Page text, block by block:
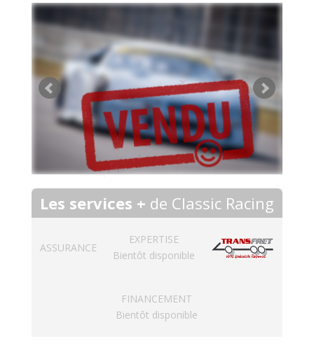
Les services + de Classic Racing
ASSURANCE
EXPERTISE
Bientôt disponible
FINANCEMENT
Bientôt disponible